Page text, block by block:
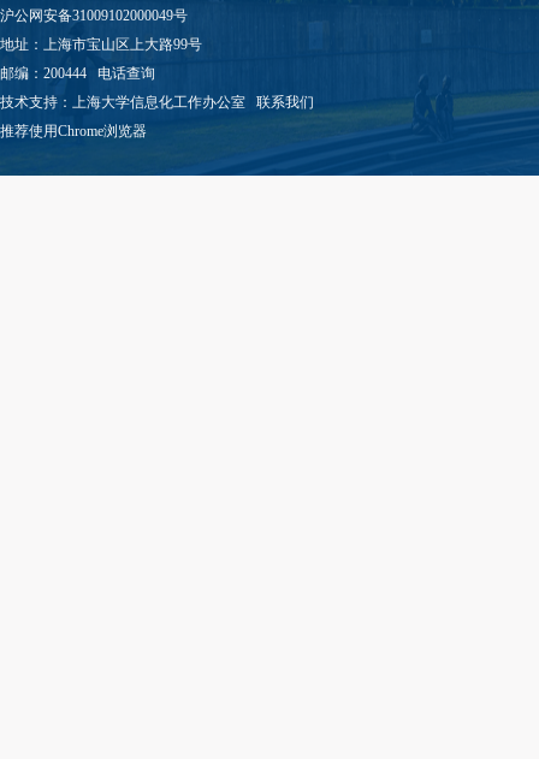
沪公网安备31009102000049号
地址：上海市宝山区上大路99号
邮编：200444 电话查询
技术支持： 上海大学信息化工作办公室 联系我们
推荐使用Chrome浏览器